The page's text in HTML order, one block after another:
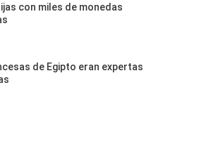
con miles de monedas
de Egipto eran expertas